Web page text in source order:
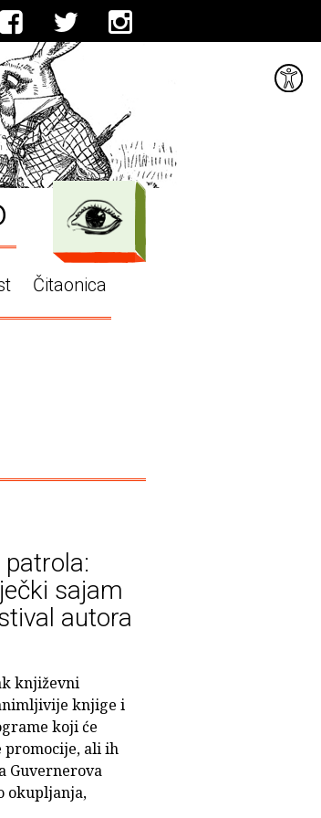
Čitaonica
patrola:
sajam
autora
književni
knjige i
koji će
promocije, ali ih
Guvernerova
okupljanja,